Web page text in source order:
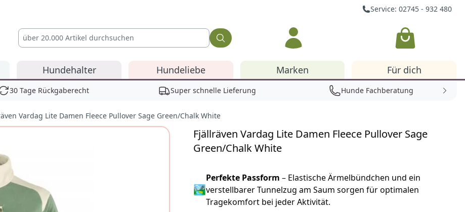
Service: 02745 - 932 480
Warenkorb
Hundehalter Hundeliebe Marken Für dich
30 Tage Rückgaberecht Super schnelle Lieferung Hunde Fachberatung
Vardag Lite Damen Fleece Pullover Sage Green/Chalk White
Fjällräven Vardag Lite Damen Fleece Pullover Sage
Green/Chalk White
🏞
Perfekte Passform – Elastische Ärmelbündchen und ein
verstellbarer Tunnelzug am Saum sorgen für optimalen
Tragekomfort bei jeder Aktivität.